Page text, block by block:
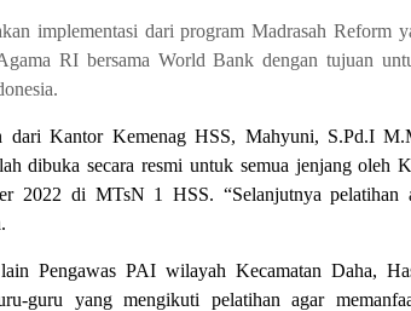
implementasi dari program Madrasah Reform
RI bersama World Bank dengan tujuan
dari Kantor Kemenag HSS, Mahyuni, S.Pd.I
dibuka secara resmi untuk semua jenjang oleh
2022 di MTsN 1 HSS. “Selanjutnya pelatihan
lain Pengawas PAI wilayah Kecamatan Daha,
guru yang mengikuti pelatihan agar